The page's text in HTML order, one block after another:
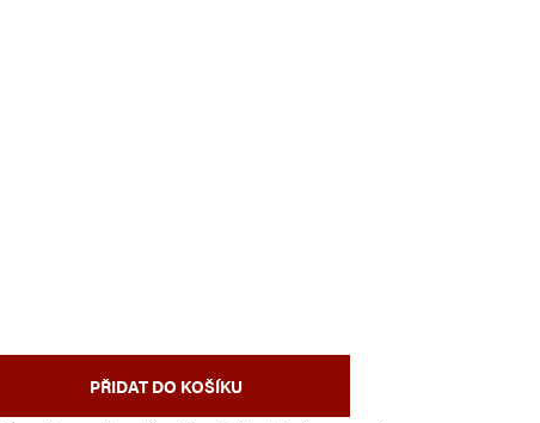
PŘIDAT DO KOŠÍKU